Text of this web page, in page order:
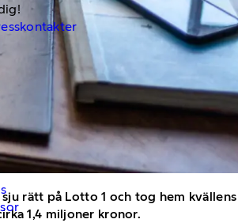
Sök efter:
rätt på Lotto 1 och tog hem
1,4 miljoner kronor.